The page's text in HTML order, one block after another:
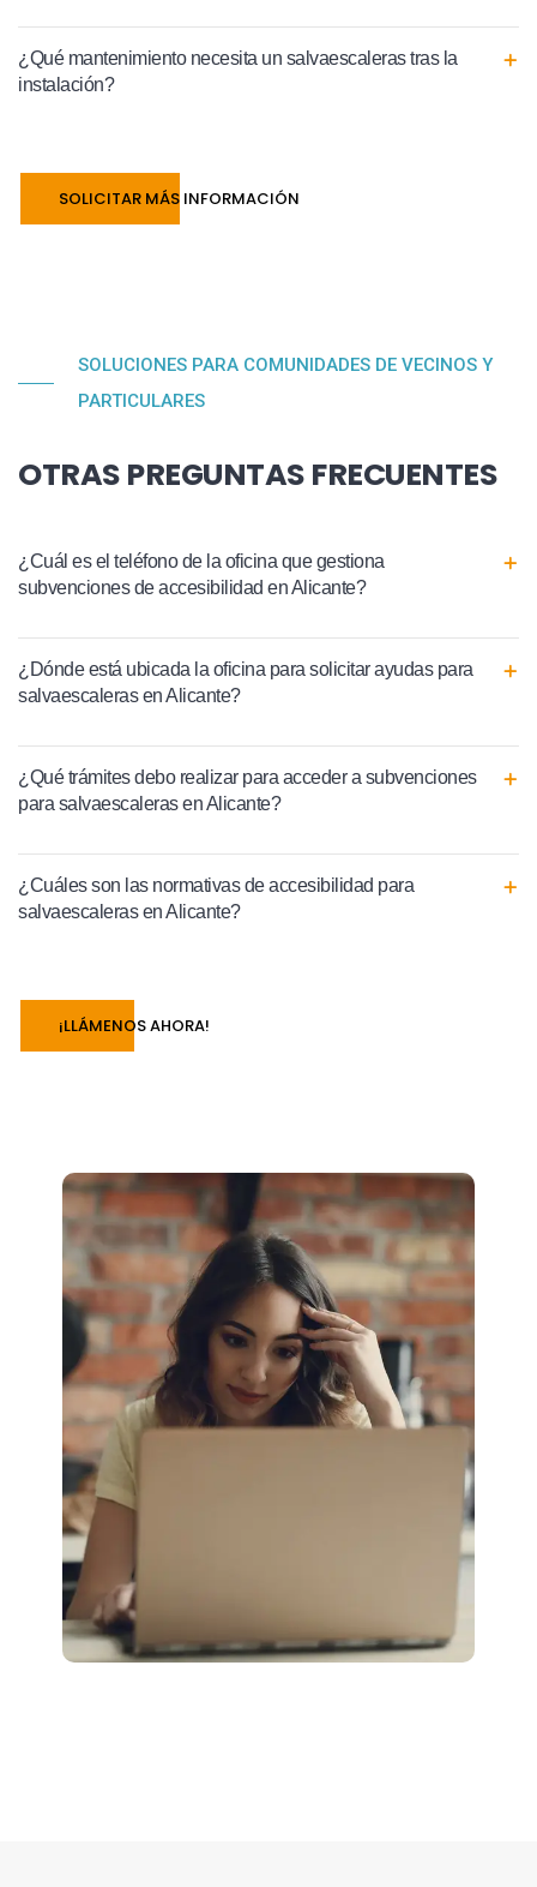
¿Qué mantenimiento necesita un salvaescaleras tras la
instalación?
SOLICITAR MÁS INFORMACIÓN
SOLUCIONES PARA COMUNIDADES DE VECINOS Y
PARTICULARES
OTRAS PREGUNTAS FRECUENTES
¿Cuál es el teléfono de la oficina que gestiona
subvenciones de accesibilidad en Alicante?
¿Dónde está ubicada la oficina para solicitar ayudas para
salvaescaleras en Alicante?
¿Qué trámites debo realizar para acceder a subvenciones
para salvaescaleras en Alicante?
¿Cuáles son las normativas de accesibilidad para
salvaescaleras en Alicante?
¡LLÁMENOS AHORA!